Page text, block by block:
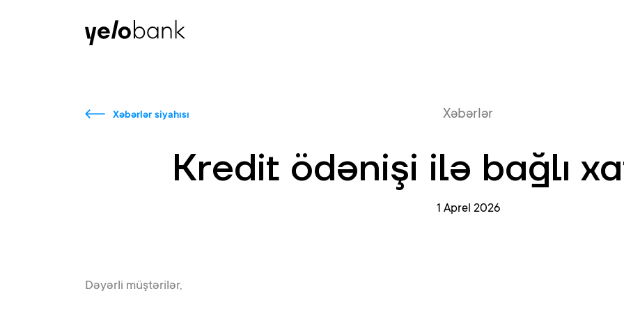
Xəbərlər siyahısı Xəbərlər
Kredit ödənişi ilə bağlı
1 Aprel 2026
Dəyərli müştərilər,